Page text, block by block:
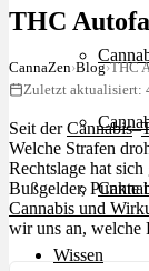
Wissen
THC
CannaZen›Blog›THC
Zuletzt aktualisiert:
Seit derCannabis–
Welche Strafen
Rechtslage hat
Bußgelder, Punkte
Cannabis und
wir uns an, welche